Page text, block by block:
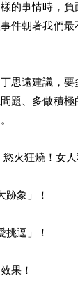
的事情時，
件朝著我們最
思遠建議，
題、多做積
慾火狂燒！女
跡象」！
挑逗」！
果！